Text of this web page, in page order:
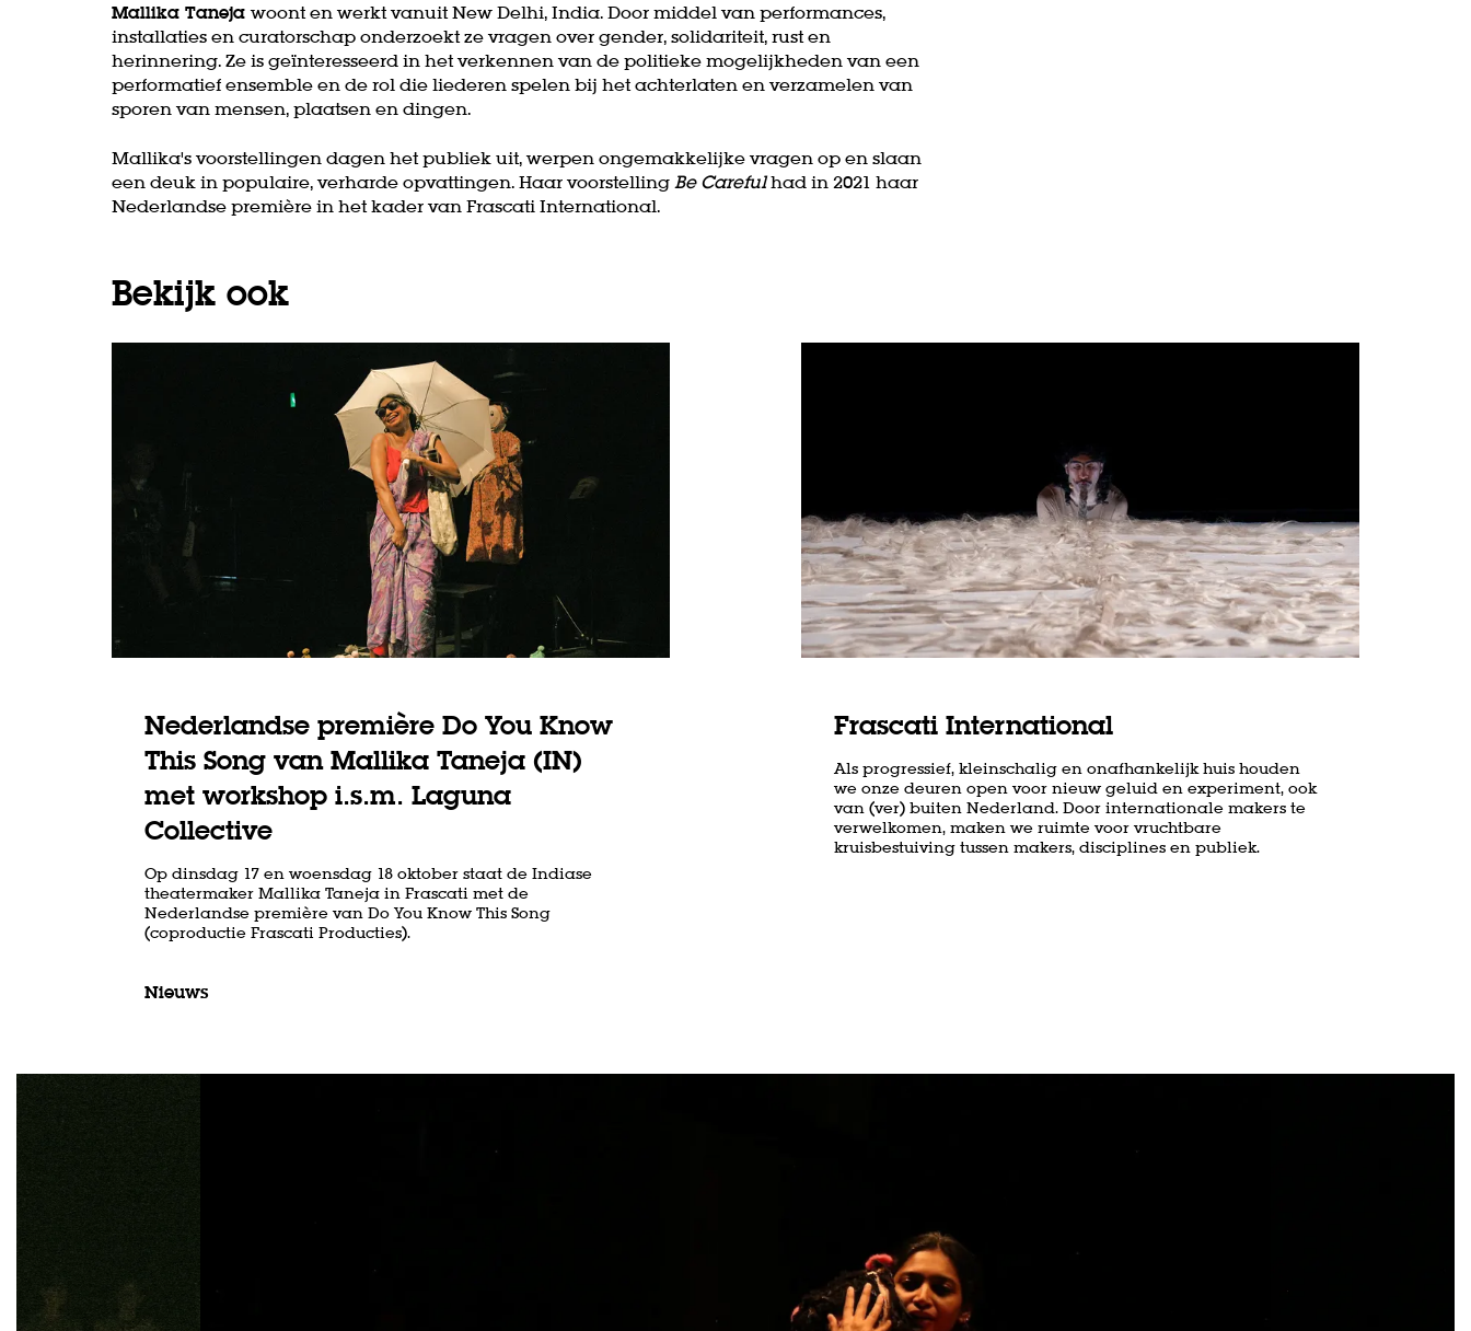
Mallika Tanejawoont en werkt vanuit New Delhi, India. Door middel van performances,
installaties en curatorschap onderzoekt ze vragen over gender, solidariteit, rust en
herinnering. Ze is geïnteresseerd in het verkennen van de politieke mogelijkheden van een
performatief ensemble en de rol die liederen spelen bij het achterlaten en verzamelen van
sporen van mensen, plaatsen en dingen.
Mallika's voorstellingen dagen het publiek uit, werpen ongemakkelijke vragen op en slaan
een deuk in populaire, verharde opvattingen. Haar voorstelling Be Carefulhad in 2021 haar
Nederlandse première in het kader van Frascati International.
Bekijk ook
Nederlandse première Do You Know
This Song van Mallika Taneja (IN)
met workshop i.s.m. Laguna
Collective
Op dinsdag 17 en woensdag 18 oktober staat de Indiase
theatermaker Mallika Taneja in Frascati met de
Nederlandse première van Do You Know This Song
(coproductie Frascati Producties).
Nieuws
Frascati International
Als progressief, kleinschalig en onafhankelijk huis houden
we onze deuren open voor nieuw geluid en experiment, ook
van (ver) buiten Nederland. Door internationale makers te
verwelkomen, maken we ruimte voor vruchtbare
kruisbestuiving tussen makers, disciplines en publiek.
Overslaan
Inzoomen